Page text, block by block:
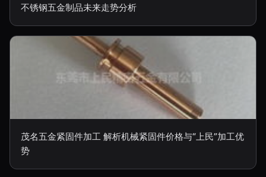
不锈钢五金制品未来走势分析
茂名五金紧固件加工 解析机械紧固件价格与“上民”加工优
势